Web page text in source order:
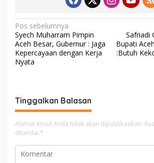
N
a
v
i
a
s
i
p
o
Pos sebelumnya
Syech Muharram Pimpin
Aceh Besar, Gubernur : Jaga
Kepercayaan dengan Kerja
Nyata
Safriadi
Bupati
:Butuh
Tinggalkan Balasan
Alamat email Anda tidak akan dipublikasikan.
ditandai *